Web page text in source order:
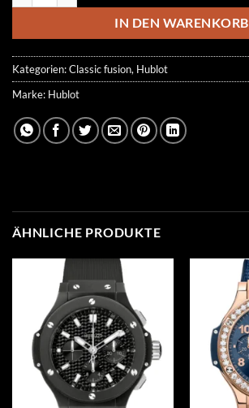
499.00 €269.00 €.
IN DEN WARENKORB
Kategorien:Classic fusion, Hublot
Marke: Hublot
ÄHNLICHE PRODUKTE